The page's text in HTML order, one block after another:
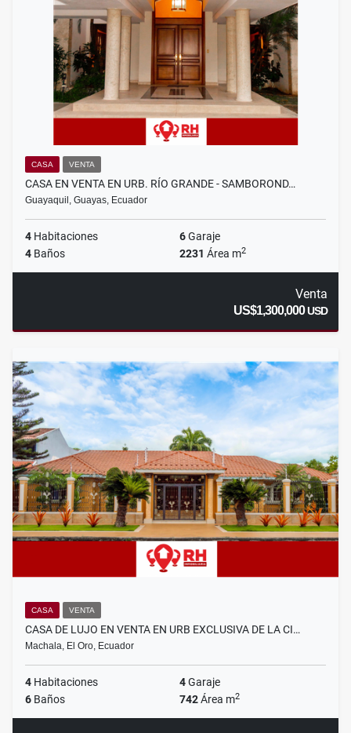
CASA VENTA
CASA EN VENTA EN URB. RÍO GRANDE - SAMBOROND…
Guayaquil, Guayas, Ecuador
4 Habitaciones 6Garaje
4 Baños 2231 Área m2
Venta
US$1,300,000USD
CASA VENTA
CASA DE LUJO EN VENTA EN URB EXCLUSIVA DE LA CI…
Machala, El Oro, Ecuador
4 Habitaciones 4Garaje
6 Baños 742Área m2